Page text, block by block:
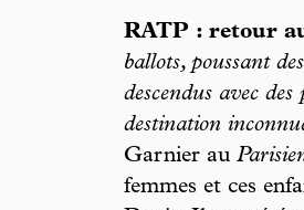
RATP : retour
ballots, poussant
descendus avec
destination
Garnier au
femmes et ces